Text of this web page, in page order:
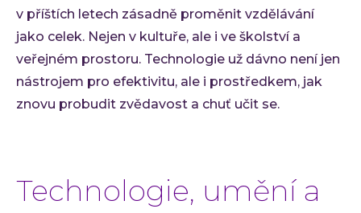
v příštích letech zásadně proměnit vzdělávání
jako celek. Nejen v kultuře, ale i ve školství a
veřejném prostoru. Technologie už dávno není jen
nástrojem pro efektivitu, ale i prostředkem, jak
znovu probudit zvědavost a chuť učit se.
Technologie, umění a